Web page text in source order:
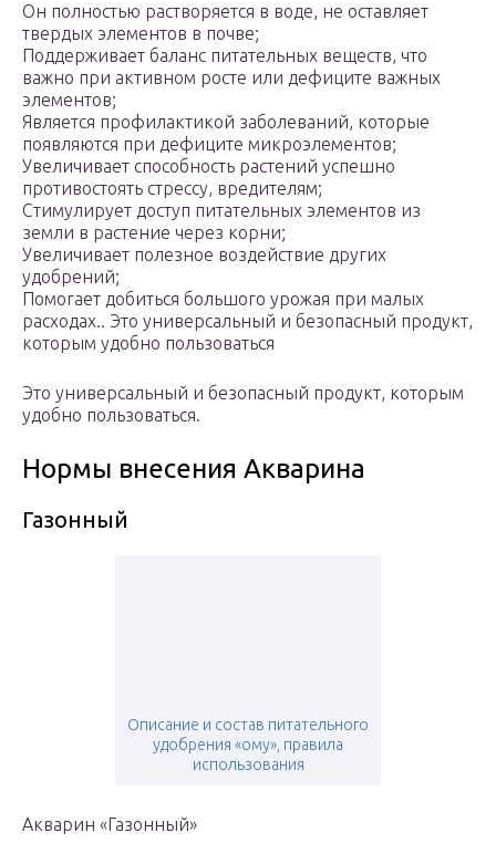
Он полностью растворяется в воде, не оставляет
твердых элементов в почве;
Поддерживает баланс питательных веществ, что
важно при активном росте или дефиците важных
элементов;
Является профилактикой заболеваний, которые
появляются при дефиците микроэлементов;
Увеличивает способность растений успешно
противостоять стрессу, вредителям;
Стимулирует доступ питательных элементов из
земли в растение через корни;
Увеличивает полезное воздействие других
удобрений;
Помогает добиться большого урожая при малых
расходах.. Это универсальный и безопасный продукт,
которым удобно пользоваться
Это универсальный и безопасный продукт, которым
удобно пользоваться.
Нормы внесения Акварина
Газонный
Описание и состав питательного
удобрения «ому», правила
использования
Акварин «Газонный»